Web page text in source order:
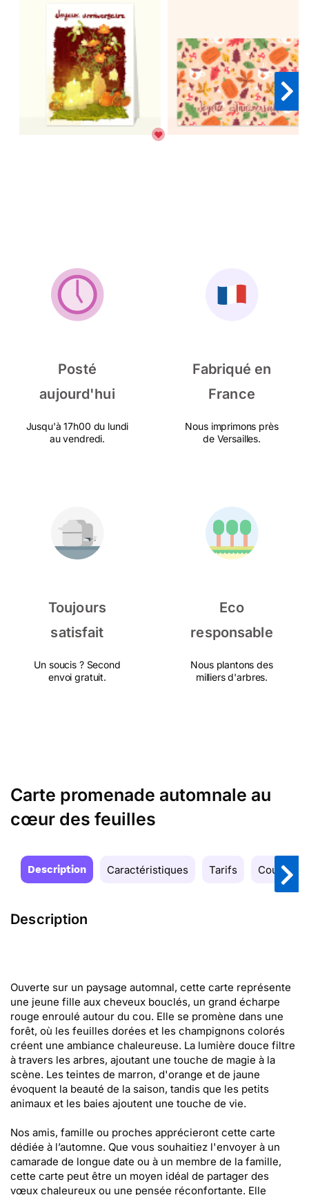
Posté
aujourd'hui
Jusqu'à 17h00 du lundi
au vendredi.
Fabriqué en
France
Nous imprimons près
de Versailles.
Toujours
satisfait
Un soucis ? Second
envoi gratuit.
Eco
responsable
Nous plantons des
milliers d'arbres.
Carte promenade automnale au
cœur des feuilles
Description Caractéristiques Tarifs Couleurs
Description
Ouverte sur un paysage automnal, cette carte représente
une jeune fille aux cheveux bouclés, un grand écharpe
rouge enroulé autour du cou. Elle se promène dans une
forêt, où les feuilles dorées et les champignons colorés
créent une ambiance chaleureuse. La lumière douce filtre
à travers les arbres, ajoutant une touche de magie à la
scène. Les teintes de marron, d'orange et de jaune
évoquent la beauté de la saison, tandis que les petits
animaux et les baies ajoutent une touche de vie.
Nos amis, famille ou proches apprécieront cette carte
dédiée à l’automne. Que vous souhaitiez l'envoyer à un
camarade de longue date ou à un membre de la famille,
cette carte peut être un moyen idéal de partager des
vœux chaleureux ou une pensée réconfortante. Elle